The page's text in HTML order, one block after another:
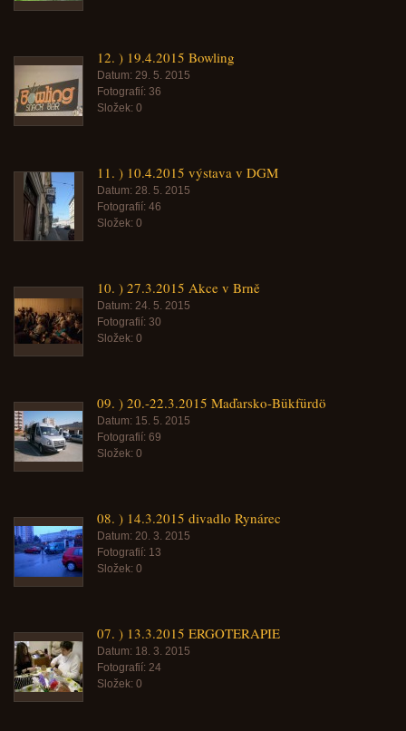
12. ) 19.4.2015 Bowling
Datum: 29. 5. 2015
Fotografií: 36
Složek: 0
11. ) 10.4.2015 výstava v DGM
Datum: 28. 5. 2015
Fotografií: 46
Složek: 0
10. ) 27.3.2015 Akce v Brně
Datum: 24. 5. 2015
Fotografií: 30
Složek: 0
09. ) 20.-22.3.2015 Maďarsko-Bükfürdö
Datum: 15. 5. 2015
Fotografií: 69
Složek: 0
08. ) 14.3.2015 divadlo Rynárec
Datum: 20. 3. 2015
Fotografií: 13
Složek: 0
07. ) 13.3.2015 ERGOTERAPIE
Datum: 18. 3. 2015
Fotografií: 24
Složek: 0